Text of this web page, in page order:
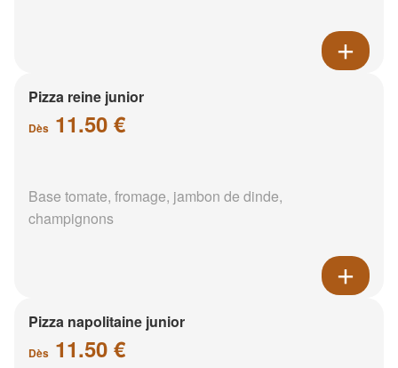
Pizza reine junior
Dès 11.50 €
Base tomate, fromage, jambon de dinde,
champignons
Pizza napolitaine junior
Dès 11.50 €